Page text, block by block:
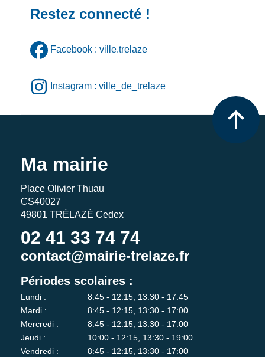
Restez connecté !
Facebook : ville.trelaze
Instagram : ville_de_trelaze
Ma mairie
Place Olivier Thuau
CS40027
49801 TRÉLAZÉ Cedex
02 41 33 74 74
contact@mairie-trelaze.fr
Périodes scolaires :
Lundi :
8:45 - 12:15, 13:30 - 17:45
Mardi :
8:45 - 12:15, 13:30 - 17:00
Mercredi :
8:45 - 12:15, 13:30 - 17:00
Jeudi :
10:00 - 12:15, 13:30 - 19:00
Vendredi :
8:45 - 12:15, 13:30 - 17:00